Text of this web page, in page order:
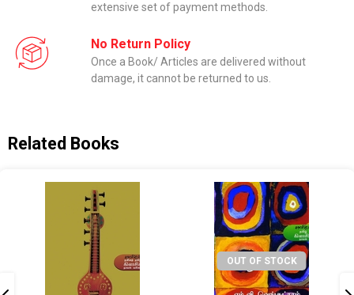
extensive set of payment methods.
No Return Policy
Once a Book/ Articles are delivered without
damage, it cannot be returned to us.
Related Books
OUT OF STOCK